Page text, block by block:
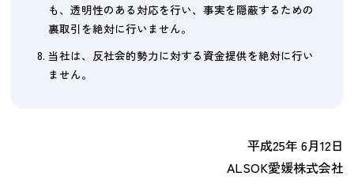
も、透明性のある対応を行い、事実を隠蔽するための
裏取引を絶対に行いません。
当社は、反社会的勢力に対する資金提供を絶対に行い
ません。
平成25年 6月12日
ALSOK愛媛株式会社